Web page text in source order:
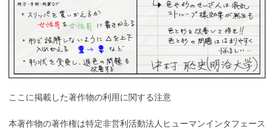
ここに掲載した著作物の利用に関する注意
本著作物の著作権は特定非営利活動法人ヒューマンインタフェース